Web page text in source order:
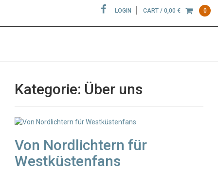
LOGIN CART / 0,00 € 0
Kategorie: Über uns
Von Nordlichtern für
Westküstenfans